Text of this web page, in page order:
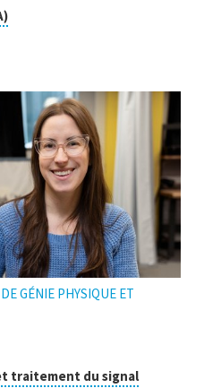
Cliquer
pour
GÉNIE PHYSIQUE ET
traitement du signalCliquer